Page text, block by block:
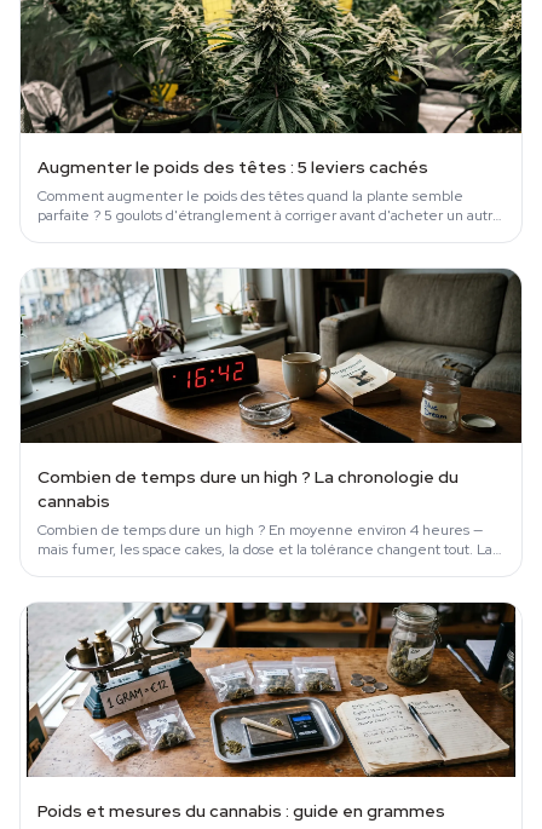
Augmenter le poids des têtes : 5 leviers cachés
Comment augmenter le poids des têtes quand la plante semble
parfaite ? 5 goulots d'étranglement à corriger avant d'acheter un autre
Combien de temps dure un high ? La chronologie du
cannabis
Combien de temps dure un high ? En moyenne environ 4 heures —
mais fumer, les space cakes, la dose et la tolérance changent tout. La
Poids et mesures du cannabis : guide en grammes